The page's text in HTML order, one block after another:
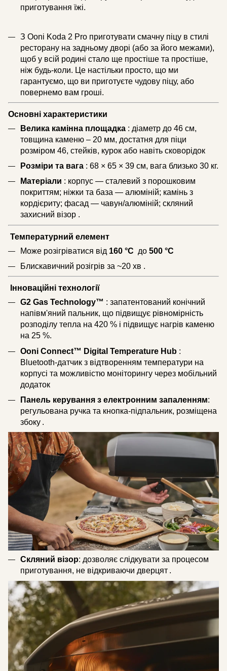
приготування їжі.
З Ooni Koda 2 Pro приготувати смачну піцу в стилі
ресторану на задньому дворі (або за його межами),
щоб у всій родині стало ще простіше та простіше,
ніж будь-коли. Це настільки просто, що ми
гарантуємо, що ви приготуєте чудову піцу, або
повернемо вам гроші.
Основні характеристики
Велика камінна площадка : діаметр до 46 см,
товщина каменю – 20 мм, достатня для піци
розміром 46, стейків, курок або навіть сковорідок
Розміри та вага : 68 × 65 × 39 см, вага близько 30 кг.
Матеріали : корпус — сталевий з порошковим
покриттям; ніжки та база — алюміній; камінь з
кордієриту; фасад — чавун/алюміній; скляний
захисний візор .
Температурний елемент
Може розігріватися від 160 °C до 500 °C
Блискавичний розігрів за ~20 хв .
Інноваційні технології
G2 Gas Technology™ : запатентований конічний
напівм'яний пальник, що підвищує рівномірність
розподілу тепла на 420 % і підвищує нагрів каменю
на 25 %.
Ooni Connect™ Digital Temperature Hub :
Bluetooth-датчик з відтворенням температури на
корпусі та можливістю моніторингу через мобільний
додаток
Панель керування з електронним запаленням:
регульована ручка та кнопка-підпальник, розміщена
збоку .
Скляний візор: дозволяє слідкувати за процесом
приготування, не відкриваючи дверцят .